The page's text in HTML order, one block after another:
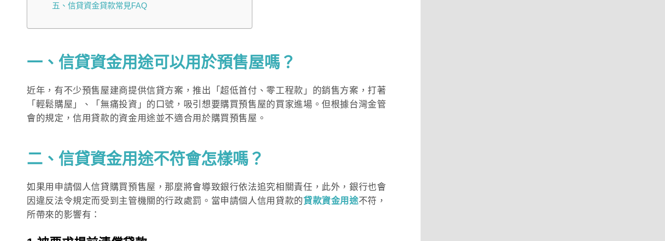
五、信貸資金貸款常見FAQ
一、信貸資金用途可以用於預售屋嗎？
近年，有不少預售屋建商提供信貸方案，推出「超低首付、零工程款」的銷售方案，打著
「輕鬆購屋」、「無痛投資」的口號，吸引想要購買預售屋的買家進場。但根據台灣金管
會的規定，信用貸款的資金用途並不適合用於購買預售屋。
二、信貸資金用途不符會怎樣嗎？
如果用申請個人信貸購買預售屋，那麼將會導致銀行依法追究相關責任，此外，銀行也會
因違反法令規定而受到主管機關的行政處罰。當申請個人信用貸款的貸款資金用途不符，
所帶來的影響有：